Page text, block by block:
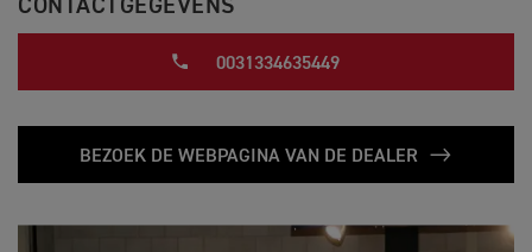
CONTACTGEGEVENS
0031334635449
BEZOEK DE WEBPAGINA VAN DE DEALER